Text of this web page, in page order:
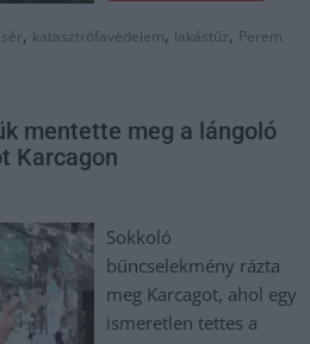
, katasztrófavédelem, lakástűz, Perem
mentette meg a lángoló
Karcagon
Sokkoló
bűncselekmény rázta
meg Karcagot, ahol egy
ismeretlen tettes a